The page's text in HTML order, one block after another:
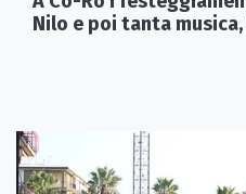
Nilo e poi tanta